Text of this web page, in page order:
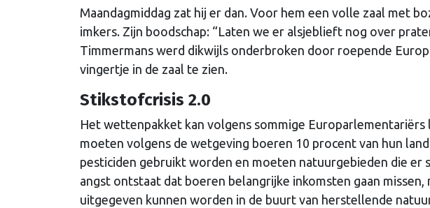
Maandagmiddag zat hij er dan. Voor hem een volle zaal met
imkers. Zijn boodschap: “Laten we er alsjeblieft nog over
Timmermans werd dikwijls onderbroken door roepende
vingertje in de zaal te zien.
Stikstofcrisis 2.0
Het wettenpakket kan volgens sommige
moeten volgens de wetgeving boeren 10 procent van hun
pesticiden gebruikt worden en moeten natuurgebieden die er
angst ontstaat dat boeren belangrijke inkomsten gaan
uitgegeven kunnen worden in de buurt van herstellende